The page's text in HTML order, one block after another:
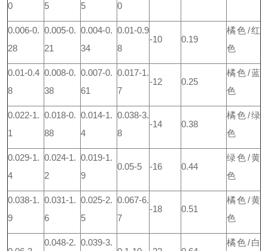
0
5
5
0
0.006-0.
28
0.005-0.
21
0.004-0.
34
0.01-0.9
8
-10 0.19
橘色/红
色
0.01-0.4
8
0.008-0.
38
0.007-0.
61
0.017-1.
7
-12 0.25
橘色/蓝
色
0.022-1.
1
0.018-0.
88
0.014-1.
4
0.038-3.
8
-14 0.38
橘色/绿
色
0.029-1.
4
0.024-1.
2
0.019-1.
9
0.05-5 -16 0.44
绿色/黄
色
0.038-1.
9
0.031-1.
6
0.025-2.
5
0.067-6.
7
-18 0.51
橘色/黄
色
0.048-2. 0.039-3.
橘色/白